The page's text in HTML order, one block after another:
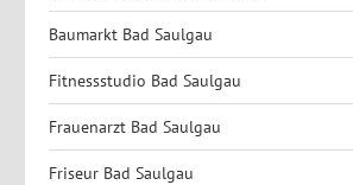
Baumarkt Bad Saulgau
Fitnessstudio Bad Saulgau
Frauenarzt Bad Saulgau
Friseur Bad Saulgau